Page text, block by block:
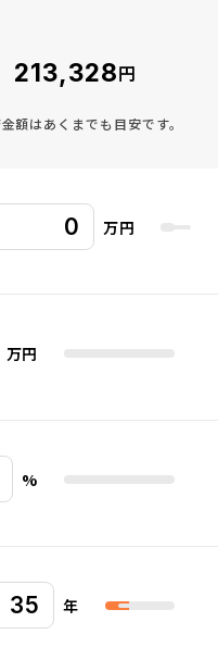
213,328円
額はあくまでも目安です。
万円
万円
%
年